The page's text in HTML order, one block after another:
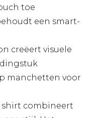
toe
een smart-
creëert visuele
manchetten voor
shirt combineert